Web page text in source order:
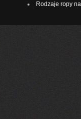
Rodzaje ropy